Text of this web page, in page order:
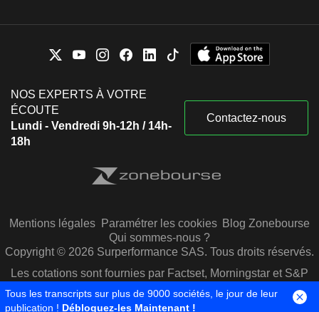
NOS EXPERTS À VOTRE
ÉCOUTE
Lundi - Vendredi 9h-12h / 14h-
18h
Contactez-nous
Mentions légales Paramétrer les cookies Blog Zonebourse
Qui sommes-nous ?
Copyright © 2026 Surperformance SAS. Tous droits réservés.
Les cotations sont fournies par Factset, Morningstar et S&P
Capital IQ
Tous les transcripts sur plus de 9000 sociétés, le jour de leur
publication ! Débloquez-les Maintenant !